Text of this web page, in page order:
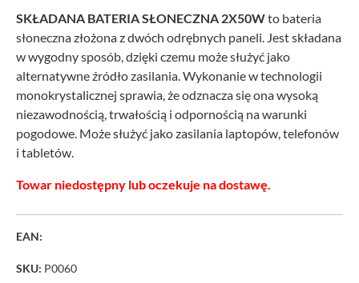
SKŁADANA BATERIA SŁONECZNA 2X50Wto bateria
słoneczna złożona z dwóch odrębnych paneli. Jest składana
w wygodny sposób, dzięki czemu może służyć jako
alternatywne źródło zasilania. Wykonanie w technologii
monokrystalicznej sprawia, że odznacza się ona wysoką
niezawodnością, trwałością i odpornością na warunki
pogodowe. Może służyć jako zasilania laptopów, telefonów
i tabletów.
Towar niedostępny lub oczekuje na dostawę.
EAN:
SKU: P0060